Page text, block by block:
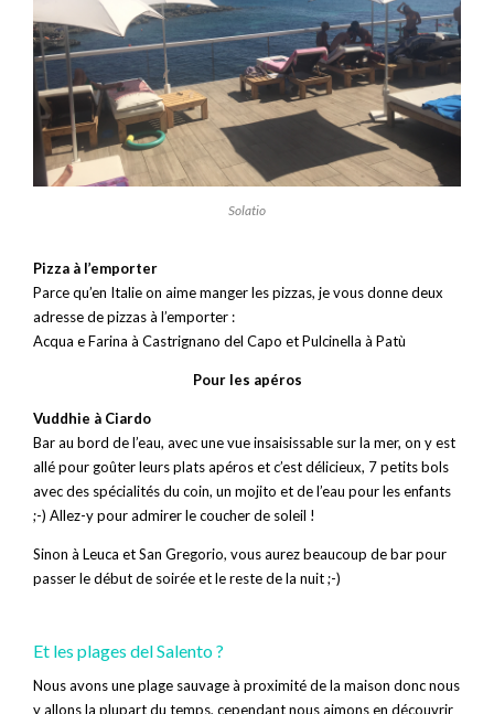
Solatio
Pizza à l’emporter
Parce qu’en Italie on aime manger les pizzas, je vous donne deux
adresse de pizzas à l’emporter :
Acqua e Farina à Castrignano del Capo et Pulcinella à Patù
Pour les apéros
Vuddhie à Ciardo
Bar au bord de l’eau, avec une vue insaisissable sur la mer, on y est
allé pour goûter leurs plats apéros et c’est délicieux, 7 petits bols
avec des spécialités du coin, un mojito et de l’eau pour les enfants
;-) Allez-y pour admirer le coucher de soleil !
Sinon à Leuca et San Gregorio, vous aurez beaucoup de bar pour
passer le début de soirée et le reste de la nuit ;-)
Et les plages del Salento ?
Nous avons une plage sauvage à proximité de la maison donc nous
y allons la plupart du temps, cependant nous aimons en découvrir